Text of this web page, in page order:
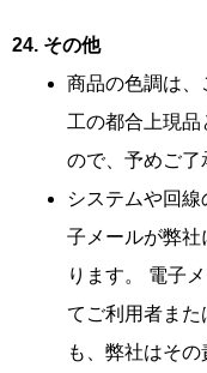
その他
商品の色調は、
工の都合上現
ので、予めご了
システムや回
子メールが弊社
ります。 電子
てご利用者また
も、弊社はその